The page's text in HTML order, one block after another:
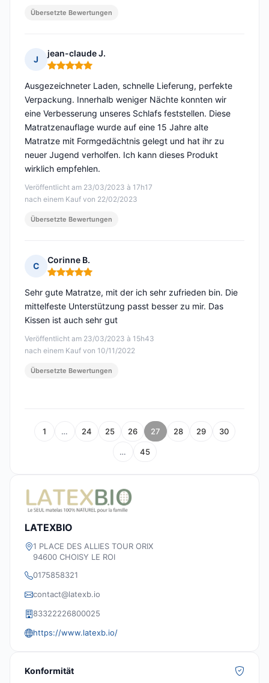
Übersetzte Bewertungen
J
jean-claude J.
Hinweis: 5 von 5
Veröffentlicht am 23/03/2023 à 17h17
nach einem Kauf von 22/02/2023
Ausgezeichneter Laden, schnelle Lieferung, perfekte
Verpackung. Innerhalb weniger Nächte konnten wir
eine Verbesserung unseres Schlafs feststellen. Diese
Matratzenauflage wurde auf eine 15 Jahre alte
Matratze mit Formgedächtnis gelegt und hat ihr zu
neuer Jugend verholfen. Ich kann dieses Produkt
wirklich empfehlen.
Übersetzte Bewertungen
C
Corinne B.
Hinweis: 5 von 5
Veröffentlicht am 23/03/2023 à 15h43
nach einem Kauf von 10/11/2022
Sehr gute Matratze, mit der ich sehr zufrieden bin. Die
mittelfeste Unterstützung passt besser zu mir. Das
Kissen ist auch sehr gut
Übersetzte Bewertungen
1 … 24 25 26 27 28 29 30
… 45
LATEXBIO
1 PLACE DES ALLIES TOUR ORIX
94600 CHOISY LE ROI
0175858321
contact@latexb.io
83322226800025
https://www.latexb.io/
Konformität